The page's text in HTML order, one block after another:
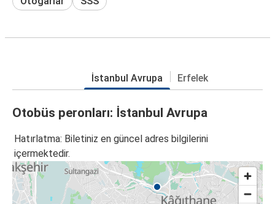
İstanbul Avrupa Erfelek
Otobüs peronları: İstanbul Avrupa
Hatırlatma: Biletiniz en güncel adres bilgilerini
içermektedir.